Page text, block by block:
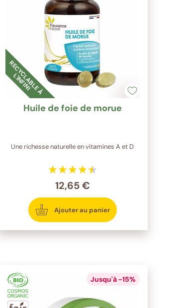
R
E
C
Y
C
L
A
B
L
E
À
L
'I
N
F
I
N
I
Huile de foie de morue
Une richesse naturelle en vitamines A et D
12,65 €
Ajouter au panier
Jusqu'à -15%